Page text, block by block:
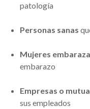
patología
Personas sanas
Mujeres
embarazo
Empresas o
sus empleados